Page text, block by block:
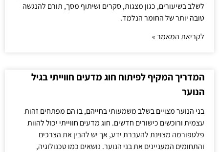
לשלב בשיעורים, כגון מצגות, סקרים ושיתוף מסך, תורם להנגשה
טובה יותר של החומר הנלמד.
לקריאת המאמר »
המדריך המקיף לפיתוח חוג מדעים חווייתי בגיל
הנוער
בני הנוער מצויים בשלב משמעותי בחייהם, בו הם מפתחים זהות
עצמית ורוכשים כישורים חדשים. חוג מדעים חווייתי יכול להוות
פלטפורמה מצוינת להעברת ידע, אך יש להבין את הצרכים
והתחומים המעניינים את בני הנוער. נושאים כמו טכנולוגיה,